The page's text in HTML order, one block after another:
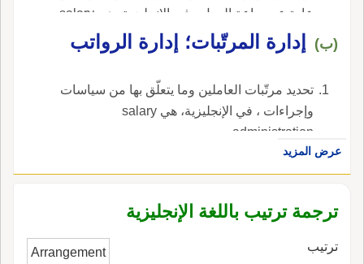
عادة عن ساعة العمل ، في الإنجليزية، هي salary.
(ب) إدارة المرتّبات؛ إدارة الرواتب
تحديد مرتّبات العاملين وما يتعلّق بها من سياسات
وإجراءات ، في الإنجليزية، هي salary
administration.
عرض المزيد
ترجمة ترتيب باللغة الإنجليزية
ترتيب Arrangement